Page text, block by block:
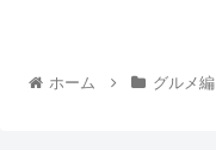
ホーム グルメ編